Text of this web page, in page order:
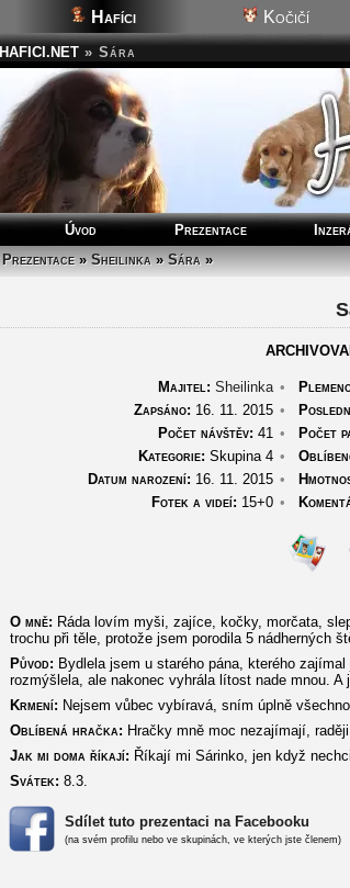
Hafíci Kočičí
HAFICI.NET » Sára
Úvod Prezentace
Prezentace»Sheilinka»Sára»
Majitel: Sheilinka •
Zapsáno: 16. 11. 2015 •
Počet návštěv: 41 • Počet
Kategorie: Skupina 4 •
Datum narození: 16. 11. 2015 •
Fotek a videí: 15+0 •
O mně: Ráda lovím myši, zajíce, kočky, morčata,
trochu při těle, protože jsem porodila 5 nádherných
Původ: Bydlela jsem u starého pána, kterého
rozmýšlela, ale nakonec vyhrála lítost nade mnou.
Krmení: Nejsem vůbec vybíravá, sním úplně
Oblíbená hračka: Hračky mně moc nezajímají,
Jak mi doma říkají: Říkají mi Sárinko, jen když
Svátek: 8.3.
Sdílet tuto prezentaci na Facebooku
(na svém profilu nebo ve skupinách, ve kterých jste členem)